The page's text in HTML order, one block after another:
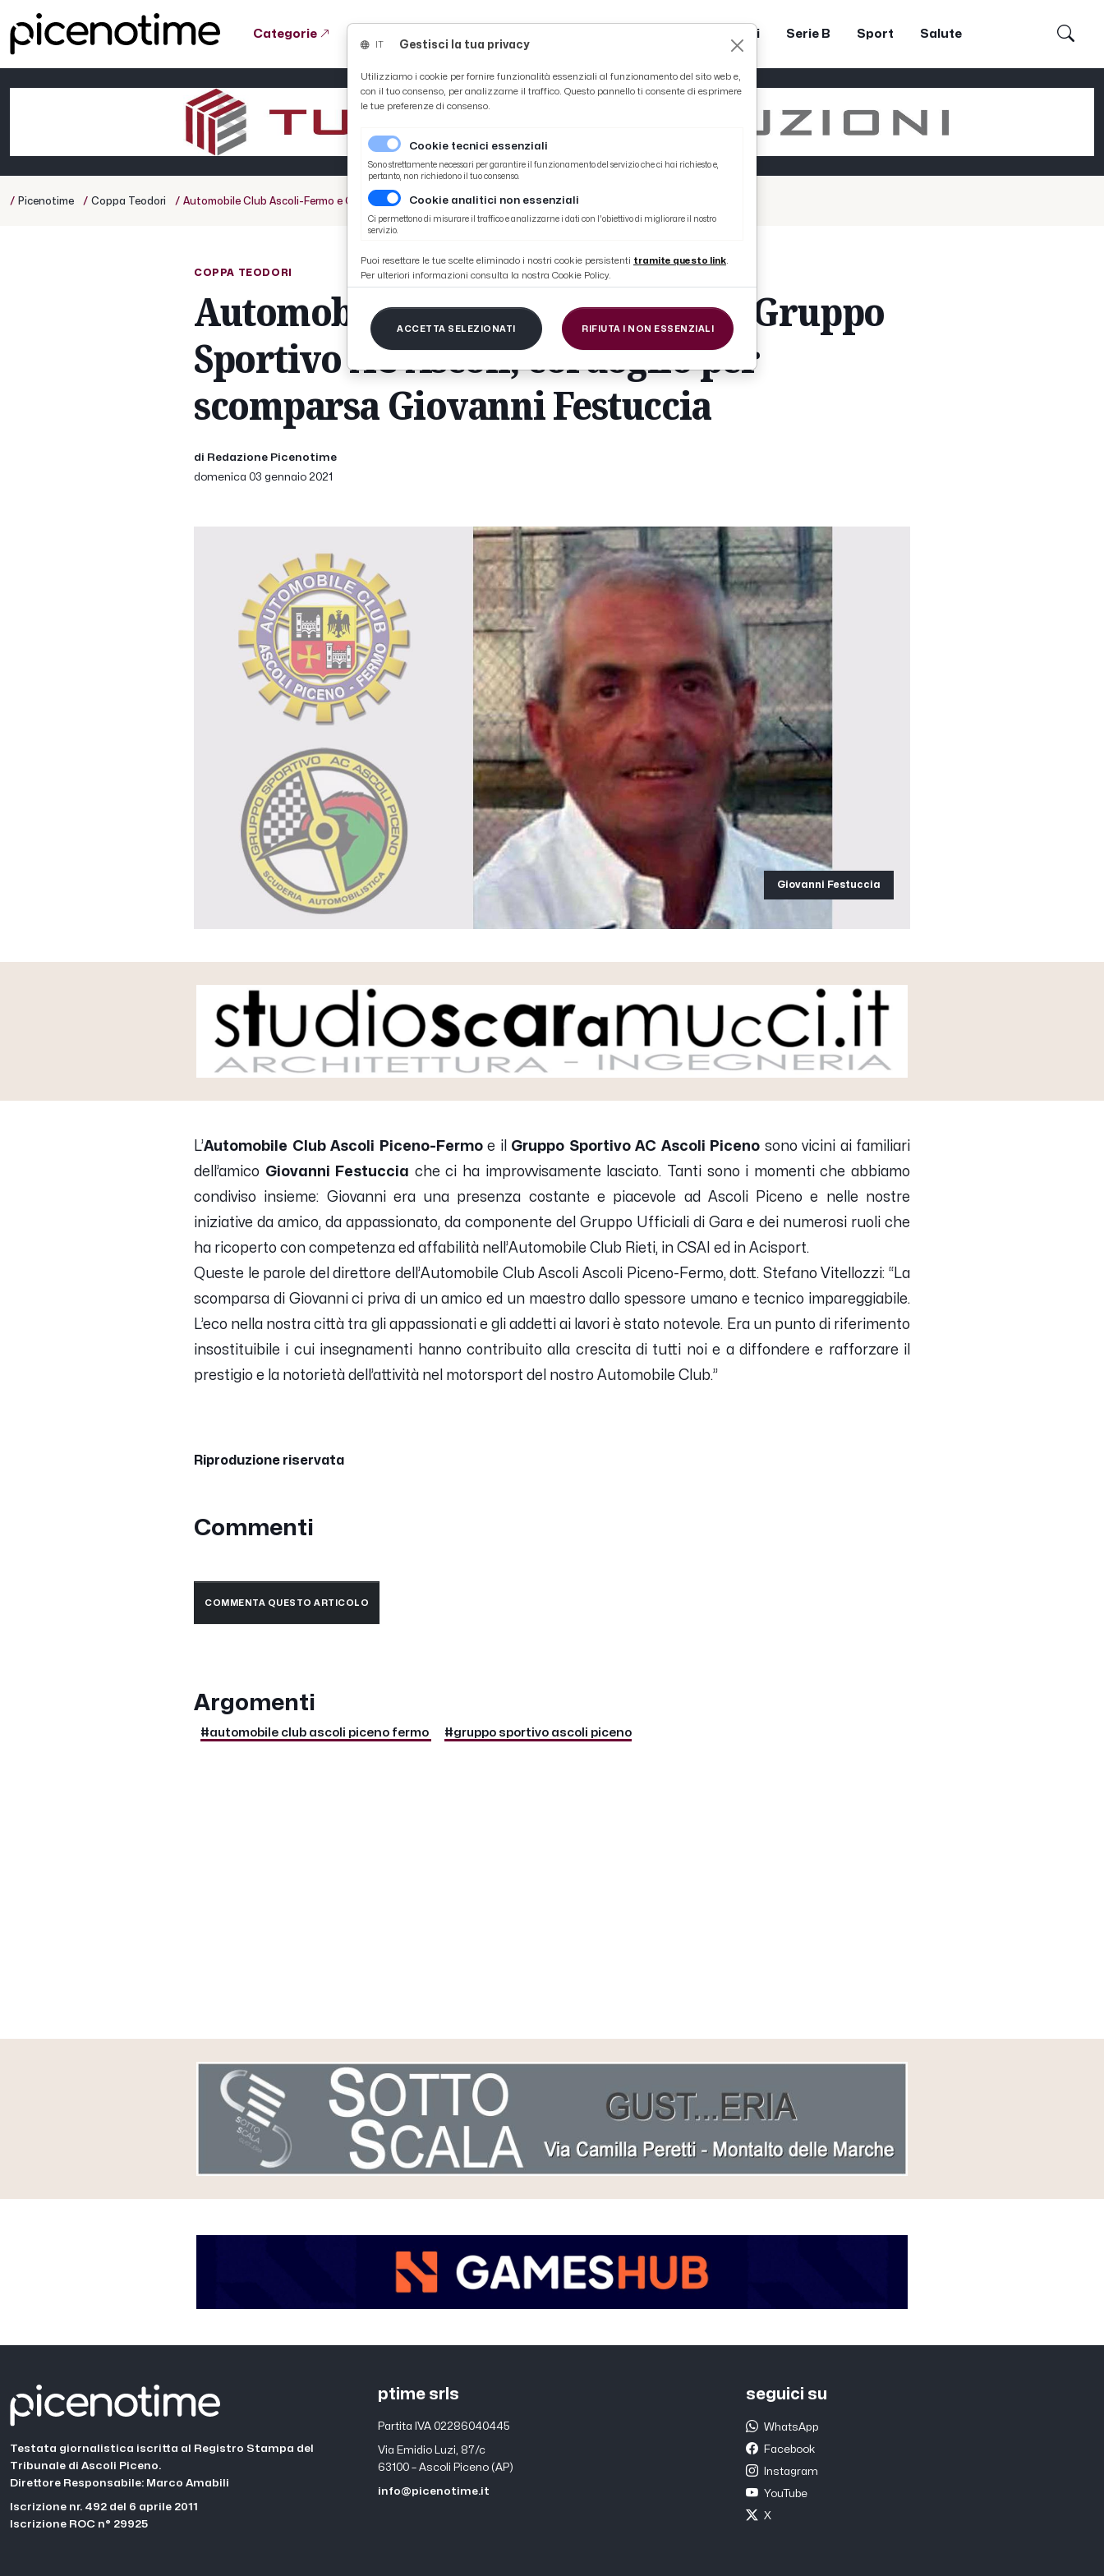
Categorie Coppa Teodori Serie B Sport Salute
/ Picenotime / Coppa Teodori / Automobile Club Ascoli-Fermo e Gruppo Sportivo AC Ascoli, cordoglio per scomparsa Giovanni Festuccia
COPPA TEODORI
Automobile Club Ascoli-Fermo e Gruppo
Sportivo AC Ascoli, cordoglio per
scomparsa Giovanni Festuccia
di Redazione Picenotime
domenica 03 gennaio 2021
Giovanni Festuccia
L’Automobile Club Ascoli Piceno-Fermoe il Gruppo Sportivo AC Ascoli Piceno sono vicini ai familiari
dell’amico Giovanni Festuccia che ci ha improvvisamente lasciato. Tanti sono i momenti che abbiamo
condiviso insieme: Giovanni era una presenza costante e piacevole ad Ascoli Piceno e nelle nostre
iniziative da amico, da appassionato, da componente del Gruppo Ufficiali di Gara e dei numerosi ruoli che
ha ricoperto con competenza ed affabilità nell’Automobile Club Rieti, in CSAI ed in Acisport.
Queste le parole del direttore dell’Automobile Club Ascoli Ascoli Piceno-Fermo, dott. Stefano Vitellozzi: “La
scomparsa di Giovanni ci priva di un amico ed un maestro dallo spessore umano e tecnico impareggiabile.
L’eco nella nostra città tra gli appassionati e gli addetti ai lavori è stato notevole. Era un punto di riferimento
insostituibile i cui insegnamenti hanno contribuito alla crescita di tutti noi e a diffondere e rafforzare il
prestigio e la notorietà dell’attività nel motorsport del nostro Automobile Club.”
Riproduzione riservata
Commenti
COMMENTA QUESTO ARTICOLO
Argomenti
#automobile club ascoli piceno fermo #gruppo sportivo ascoli piceno
Testata giornalistica iscritta al Registro Stampa del
Tribunale di Ascoli Piceno.
Direttore Responsabile: Marco Amabili
Iscrizione nr. 492 del 6 aprile 2011
Iscrizione ROC n° 29925
ptime srls
Partita IVA 02286040445
Via Emidio Luzi, 87/c
63100 – Ascoli Piceno (AP)
info@picenotime.it
seguici su
WhatsApp
Facebook
Instagram
YouTube
X
Gestisci la tua privacy
Utilizziamo i cookie per fornire funzionalità essenziali al funzionamento del sito web e,
con il tuo consenso, per analizzarne il traffico. Questo pannello ti consente di esprimere
le tue preferenze di consenso.
Cookie tecnici essenziali
Sono strettamente necessari per garantire il funzionamento del servizio che ci hai richiesto e,
pertanto, non richiedono il tuo consenso.
Cookie analitici non essenziali
Ci permettono di misurare il traffico e analizzarne i dati con l'obiettivo di migliorare il nostro
servizio.
Puoi resettare le tue scelte eliminado i nostri cookie persistenti tramite questo link.
Per ulteriori informazioni consulta la nostra Cookie Policy.
ACCETTA SELEZIONATI RIFIUTA I NON ESSENZIALI